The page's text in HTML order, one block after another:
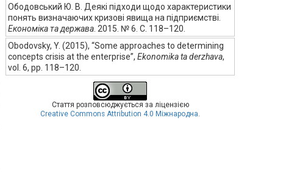
Ободовський Ю. В. Деякі підходи щодо характеристики
понять визначаючих кризові явища на підприємстві.
Економіка та держава. 2015. № 6. С. 118–120.
Obodovsky, Y. (2015), “Some approaches to determining
concepts crisis at the enterprise”, Ekonomika ta derzhava,
vol. 6, pp. 118–120.
Стаття розповсюджується за ліцензією
Creative Commons Attribution 4.0 Міжнародна.